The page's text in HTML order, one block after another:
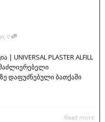
, 0
PLASTER ALFILL
დაფუძნებული ბათქაში
Read more